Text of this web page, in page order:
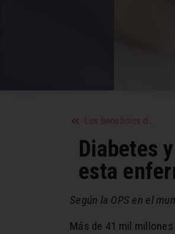
Los beneficios de la zanahoria, un aliado para mantener condiciones físicas y prevenir enfermedades
Diabetes
esta
Según la OPS en el
Más de 41 mil